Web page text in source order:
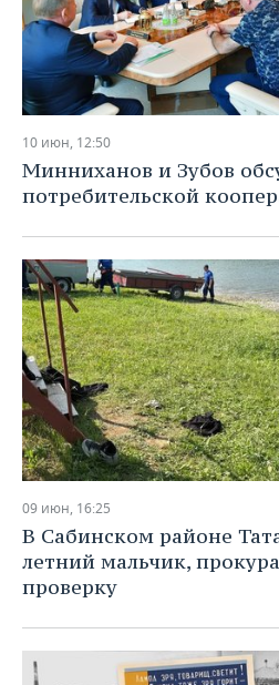
10 июн, 12:50
Минниханов и Зубов
потребительской
09 июн, 16:25
В Сабинском районе
летний мальчик,
проверку